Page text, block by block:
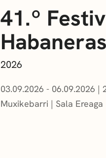
41.º
Habaneras
2026
03.09.2026 - 06.09.2026 |
Muxikebarri | Sala Ereaga